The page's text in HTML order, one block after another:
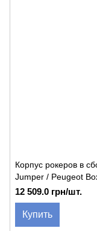
Корпус рокеров в
Jumper / Peugeot
12 509.0 грн/шт.
Купить